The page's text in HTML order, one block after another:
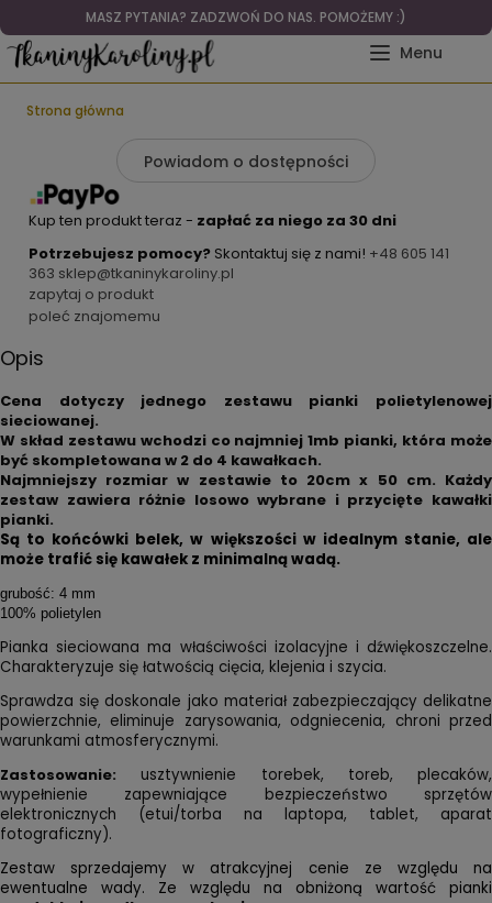
MASZ PYTANIA? ZADZWOŃ DO NAS. POMOŻEMY :)
Strona główna
Powiadom o dostępności
Kup ten produkt teraz - zapłać za niego za 30 dni
Potrzebujesz pomocy? Skontaktuj się z nami! +48 605 141
363 sklep@tkaninykaroliny.pl
zapytaj o produkt
poleć znajomemu
Opis
Cena dotyczy jednego zestawu pianki polietylenowej
sieciowanej.
W skład zestawu wchodzi co najmniej 1mb pianki, która może
być skompletowana w 2 do 4 kawałkach.
Najmniejszy rozmiar w zestawie to 20cm x 50 cm. Każdy
zestaw zawiera różnie losowo wybrane i przycięte kawałki
pianki.
Są to końcówki belek, w większości w idealnym stanie, ale
może trafić się kawałek z minimalną wadą.
grubość: 4 mm
100% polietylen
Pianka sieciowana ma właściwości izolacyjne i dźwiękoszczelne.
Charakteryzuje się łatwością cięcia, klejenia i szycia.
Sprawdza się doskonale jako materiał zabezpieczający delikatne
powierzchnie, eliminuje zarysowania, odgniecenia, chroni przed
warunkami atmosferycznymi.
Zastosowanie: usztywnienie torebek, toreb, plecaków,
wypełnienie zapewniające bezpieczeństwo sprzętów
elektronicznych (etui/torba na laptopa, tablet, aparat
fotograficzny).
Zestaw sprzedajemy w atrakcyjnej cenie ze względu na
ewentualne wady. Ze względu na obniżoną wartość pianki